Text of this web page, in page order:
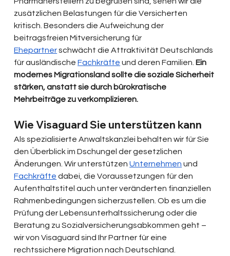
zusätzlichen Belastungen für die Versicherten
kritisch. Besonders die Aufweichung der
beitragsfreien Mitversicherung für
Ehepartner schwächt die Attraktivität Deutschlands
für ausländische Fachkräfte und deren Familien. Ein
modernes Migrationsland sollte die soziale Sicherheit
stärken, anstatt sie durch bürokratische
Mehrbeiträge zu verkomplizieren.
Wie Visaguard Sie unterstützen kann
Als spezialisierte Anwaltskanzlei behalten wir für Sie
den Überblick im Dschungel der gesetzlichen
Änderungen. Wir unterstützen Unternehmen und
Fachkräfte dabei, die Voraussetzungen für den
Aufenthaltstitel auch unter veränderten finanziellen
Rahmenbedingungen sicherzustellen. Ob es um die
Prüfung der Lebensunterhaltssicherung oder die
Beratung zu Sozialversicherungsabkommen geht –
wir von Visaguard sind Ihr Partner für eine
rechtssichere Migration nach Deutschland.